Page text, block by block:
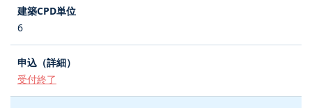
6
受付終了